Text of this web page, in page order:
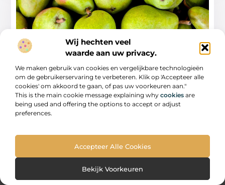
Wij hechten veel
waarde aan uw privacy.
We maken gebruik van cookies en vergelijkbare technologieën
om de gebruikerservaring te verbeteren. Klik op 'Accepteer alle
cookies' om akkoord te gaan, of pas uw voorkeuren aan."
This is the main cookie message explaining why cookies are
being used and offering the options to accept or adjust
preferences.
Accepteer Alle Cookies
Bekijk Voorkeuren
Rommelmarkt Zwolle Ontdekken Een
Duik in de Geschiedenis en Cultuur van
Nederlandse Vintage
Introductie tot Rommelmarkt Zwolle Als je ooit hebt
verlangd naar een plek waar nostalgie samenkomt
...